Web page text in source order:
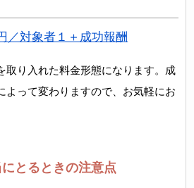
／対象者１＋成功報酬
取り入れた料金形態になります。成
よって変わりますので、お気軽にお
とるときの注意点